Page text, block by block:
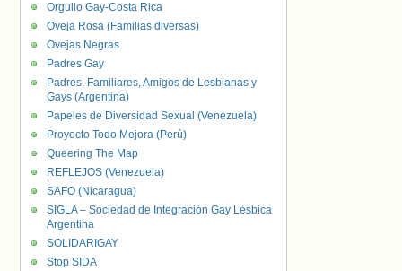
Orgullo Gay-Costa Rica
Oveja Rosa (Familias diversas)
Ovejas Negras
Padres Gay
Padres, Familiares, Amigos de Lesbianas y
Gays (Argentina)
Papeles de Diversidad Sexual (Venezuela)
Proyecto Todo Mejora (Perú)
Queering The Map
REFLEJOS (Venezuela)
SAFO (Nicaragua)
SIGLA – Sociedad de Integración Gay Lésbica
Argentina
SOLIDARIGAY
Stop SIDA